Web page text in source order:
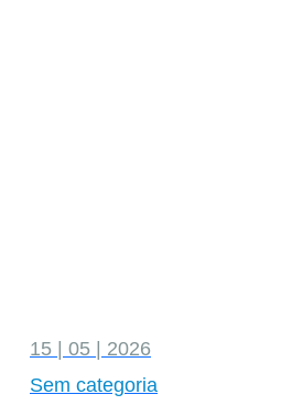
15 | 05 | 2026
Sem categoria